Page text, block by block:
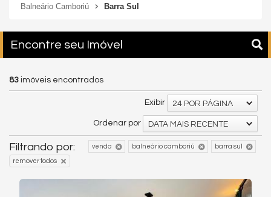
Balneário Camboriú
Barra Sul
Encontre seu Imóvel
83 imóveis encontrados
Exibir 24 POR PÁGINA
Ordenar por DATA MAIS RECENTE
Filtrando por: venda balneário camboriú barra sul
remover todos